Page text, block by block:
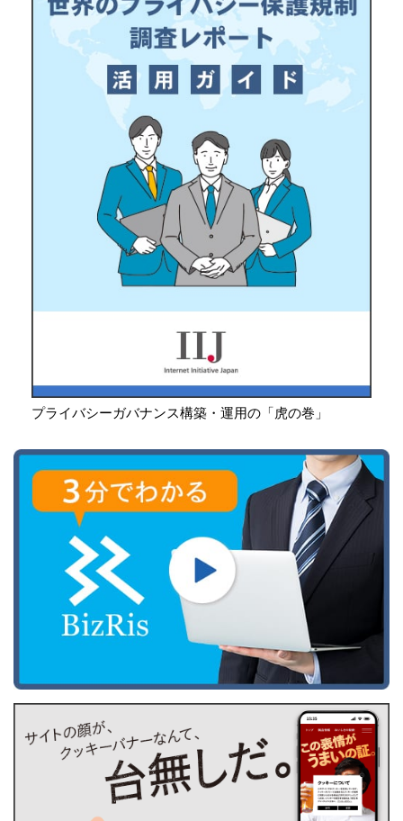
プライバシーガバナンス構築・運用の「虎の巻」